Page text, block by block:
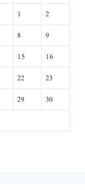
1
2
8
9
15
16
22
23
29
30